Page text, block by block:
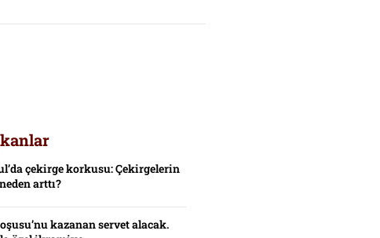
çekirge korkusu: Çekirgelerin
arttı?
kazanan servet alacak.